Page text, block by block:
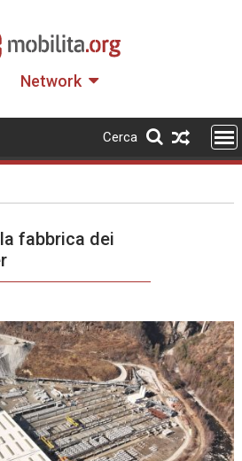
Network
Cerca
fabbrica dei